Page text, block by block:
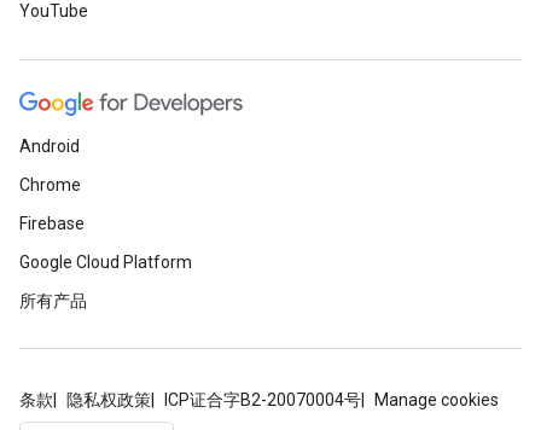
YouTube
Android
Chrome
Firebase
Google Cloud Platform
所有产品
条款 隐私权政策 ICP证合字B2-20070004号 Manage cookies